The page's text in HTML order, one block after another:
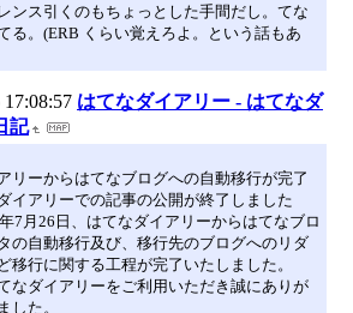
ンス引くのもちょっとした手間だし。てな
る。(ERB くらい覚えろよ。という話もあ
17:08:57 はてなダイアリー - はてなダ
記
リーからはてなブログへの自動移行が完了
イアリーでの記事の公開が終了しました
7月26日、はてなダイアリーからはてなブロ
の自動移行及び、移行先のブログへのリダ
移行に関する工程が完了いたしました。
なダイアリーをご利用いただき誠にありが
した。